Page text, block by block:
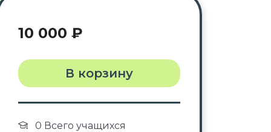
10 000 ₽
В корзину
0 Всего учащихся